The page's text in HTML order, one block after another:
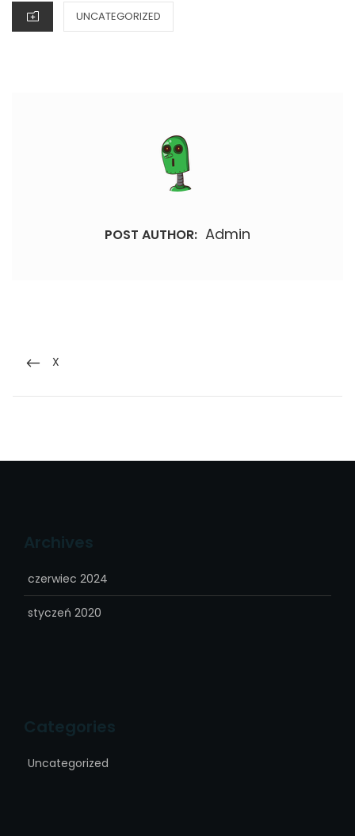
CATEGORIES
UNCATEGORIZED
POST AUTHOR: Admin
wpisuPREVIOUS
X
Archives
czerwiec 2024
styczeń 2020
Categories
Uncategorized